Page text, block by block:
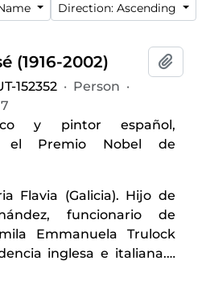
Direction: Ascending
(1916-2002)
152352 · Person ·
y pintor español,
el Premio Nobel de
Flavia (Galicia). Hijo de
funcionario de
Emmanuela Trulock
inglesa e italiana.…